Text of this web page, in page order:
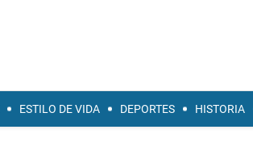
ESTILO DE VIDA DEPORTES HISTORIA